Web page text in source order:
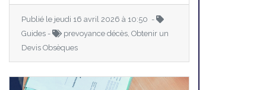
Publié le jeudi 16 avril 2026 à 10:50 -
Guides -
prevoyance décès, Obtenir un
Devis Obsèques